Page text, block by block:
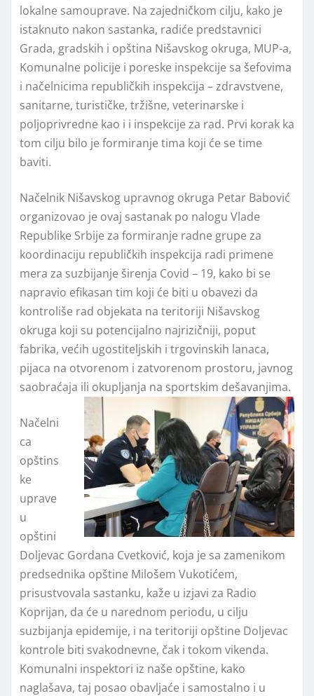
lokalne samouprave. Na zajedničkom cilju, kako je
istaknuto nakon sastanka, radiće predstavnici
Grada, gradskih i opština Nišavskog okruga, MUP-a,
Komunalne policije i poreske inspekcije sa šefovima
i načelnicima republičkih inspekcija – zdravstvene,
sanitarne, turističke, tržišne, veterinarske i
polјoprivredne kao i i inspekcije za rad. Prvi korak ka
tom cilju bilo je formiranje tima koji će se time
baviti.
Načelnik Nišavskog upravnog okruga Petar Babović
organizovao je ovaj sastanak po nalogu Vlade
Republike Srbije za formiranje radne grupe za
koordinaciju republičkih inspekcija radi primene
mera za suzbijanje širenja Covid – 19, kako bi se
napravio efikasan tim koji će biti u obavezi da
kontroliše rad objekata na teritoriji Nišavskog
okruga koji su potencijalno najrizičniji, poput
fabrika, većih ugostitelјskih i trgovinskih lanaca,
pijaca na otvorenom i zatvorenom prostoru, javnog
saobraćaja ili okupljanja na sportskim dešavanjima.
Načelni
ca
opštins
ke
uprave
u
opštini
Doljevac Gordana Cvetković, koja je sa zamenikom
predsednika opštine Milošem Vukotićem,
prisustvovala sastanku, kaže u izjavi za Radio
Koprijan, da će u narednom periodu, u cilju
suzbijanja epidemije, i na teritoriji opštine Doljevac
kontrole biti svakodnevne, čak i tokom vikenda.
Komunalni inspektori iz naše opštine, kako
naglašava, taj posao obavljaće i samostalno i u